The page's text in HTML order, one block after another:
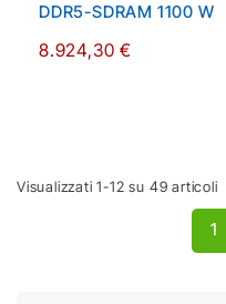
DDR5-SDRAM 1100 W
8.924,30 €
Visualizzati 1-12 su 49 articoli
1